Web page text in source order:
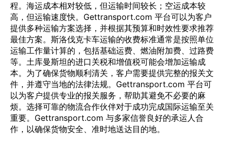
程。海运成本相对较低，但运输时间较长；空运成本较
高，但运输速度快。Gettransport.com 平台可以为客户
提供多种运输方案选择，并根据其预算和时效性要求推荐
最佳方案。斯洛伐克卡车运输的收费标准通常是按照单位
运输工作量计算的，包括基础运费、燃油附加费、过路费
等。土库曼斯坦的进口关税和增值税可能会增加运输成
本。为了确保货物顺利清关，客户需要提供完整的报关文
件，并遵守当地的法律法规。Gettransport.com 平台可
以为客户提供专业的报关服务，帮助其避免不必要的麻
烦。选择可靠的物流合作伙伴对于成功完成国际运输至关
重要。Gettransport.com 与多家信誉良好的承运人合
作，以确保货物安全、准时地送达目的地。